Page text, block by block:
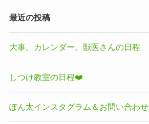
最近の投稿
大事。カレンダー。獣医さんの日程
しつけ教室の日程❤️
ぽん太インスタグラム＆お問い合わせ